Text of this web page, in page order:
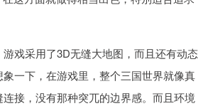
戏采用了3D无缝大地图，而且还有动态
一下，在游戏里，整个三国世界就像真
接，没有那种突兀的边界感。而且环境